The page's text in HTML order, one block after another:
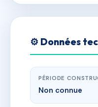
⚙️ Données
PÉRIODE
Non connue